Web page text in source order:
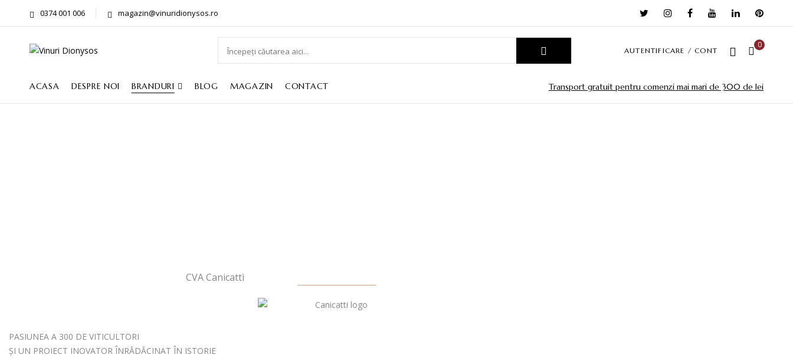
0374 001 006 magazin@vinuridionysos.ro
AUTENTIFICARE / CONT
0
ACASA DESPRE NOI BRANDURI BLOG MAGAZIN CONTACT Transport gratuit pentru comenzi mai mari de 300 de lei
CVA Canicattì
PASIUNEA A 300 DE VITICULTORI
ȘI UN PROIECT INOVATOR ÎNRĂDĂCINAT ÎN ISTORIE